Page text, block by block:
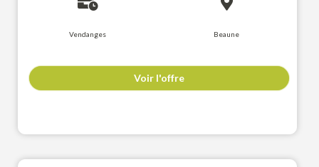
Vendanges Beaune
Voir l'offre